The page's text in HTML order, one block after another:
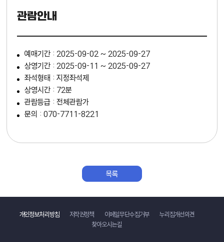
관람안내
예매기간 : 2025-09-02 ~ 2025-09-27
상영기간 : 2025-09-11 ~ 2025-09-27
좌석형태 : 지정좌석제
상영시간 : 72분
관람등급 : 전체관람가
문의 : 070-7711-8221
목록
개인정보처리방침 저작권정책 이메일무단수집거부
누리집개선의견
찾아오시는길